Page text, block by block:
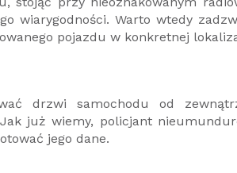
wiarygodności. Warto wtedy
pojazdu w konkretnej
drzwi samochodu od
już wiemy, policjant
jego dane.